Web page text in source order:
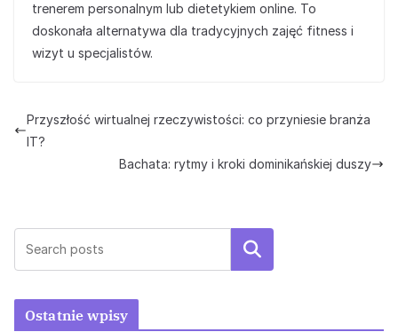
trenerem personalnym lub dietetykiem online. To
doskonała alternatywa dla tradycyjnych zajęć fitness i
wizyt u specjalistów.
Przyszłość wirtualnej rzeczywistości: co przyniesie branża
IT?
Bachata: rytmy i kroki dominikańskiej duszy
Szukaj
Ostatnie wpisy